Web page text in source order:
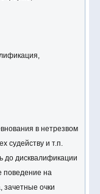
в нетрезвом
судейству и т.п.
до дисквалификации
поведение на
зачетные очки